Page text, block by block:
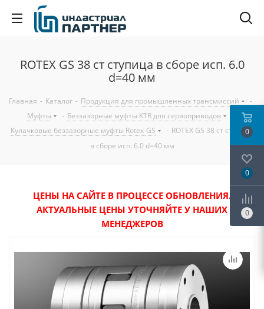
ROTEX GS 38 ст ступица в сборе исп. 6.0
d=40 мм
Главная - Каталог - Продукция для промышленных трансмиссий
-
Муфты
- Беззазорные муфты KTR для сервоприводов
Кулачковые беззазорные муфты Rotex-GS
- ROTEX GS 38 ст ступица
в сборе исп. 6.0 d=40 мм
ЦЕНЫ НА САЙТЕ В ПРОЦЕССЕ ОБНОВЛЕНИЯ.
АКТУАЛЬНЫЕ ЦЕНЫ УТОЧНЯЙТЕ У НАШИХ
МЕНЕДЖЕРОВ
0
0
0